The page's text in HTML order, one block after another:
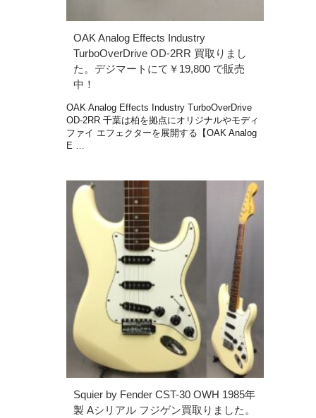
OAK Analog Effects Industry
TurboOverDrive OD-2RR 買取りまし
た。デジマートにて￥19,800 で販売
中！
OAK Analog Effects Industry TurboOverDrive
OD-2RR 千葉は柏を拠点にオリジナルやモディ
ファイ エフェクターを展開する【OAK Analog
E …
Squier by Fender CST-30 OWH 1985年
製 Aシリアル フジゲン買取りました。